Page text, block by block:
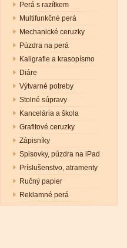
Perá s razítkem
Multifunkčné perá
Mechanické ceruzky
Púzdra na perá
Kaligrafie a krasopísmo
Diáre
Výtvarné potreby
Stolné súpravy
Kancelária a škola
Grafitové ceruzky
Zápisníky
Spisovky, púzdra na iPad
Príslušenstvo, atramenty
Ručný papier
Reklamné perá